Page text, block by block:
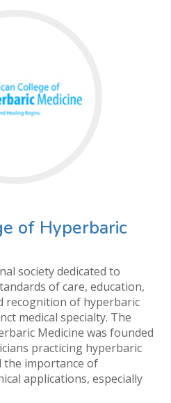
of Hyperbaric
society dedicated to
of care, education,
recognition of hyperbaric
medical specialty. The
Medicine was founded
practicing hyperbaric
the importance of
applications, especially